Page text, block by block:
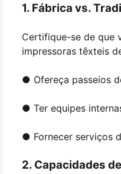
1. Fábrica vs.
Certifique-se de que
impressoras têxteis
● Ofereça passeios
● Ter equipes
● Fornecer serviços
2. Capacidades